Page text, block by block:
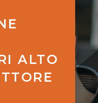
ALTO